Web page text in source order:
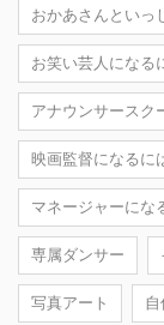
おかあさんといっ
お笑い芸人になる
アナウンサースク
映画監督になるに
マネージャーにな
専属ダンサー
写真アート 自